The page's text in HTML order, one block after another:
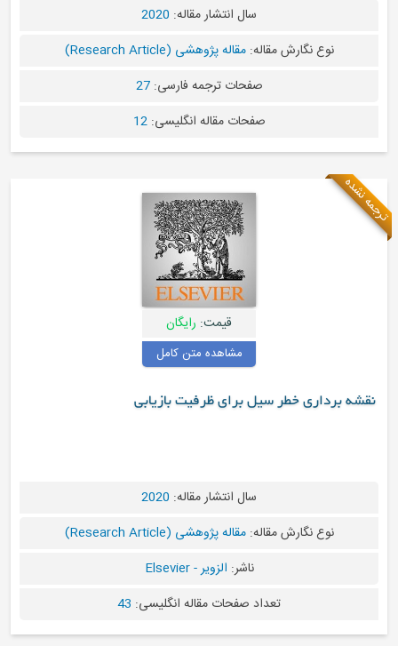
سال انتشار مقاله: 2020
نوع نگارش مقاله:مقاله پژوهشی (Research Article)
صفحات ترجمه فارسی:27
صفحات مقاله انگلیسی:12
ترجمه نشده
قیمت: رایگان
مشاهده متن کامل
نقشه برداری خطر سیل برای ظرفیت بازیابی
سال انتشار مقاله: 2020
نوع نگارش مقاله:مقاله پژوهشی (Research Article)
ناشر: الزویر - Elsevier
تعداد صفحات مقاله انگلیسی: 43